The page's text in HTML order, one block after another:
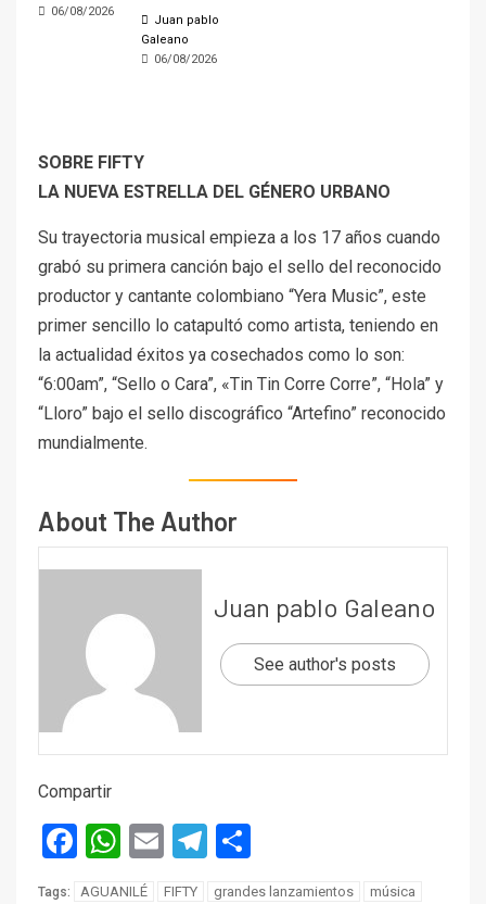
06/08/2026
Juan pablo
Galeano
06/08/2026
SOBRE FIFTY
LA NUEVA ESTRELLA DEL GÉNERO URBANO
Su trayectoria musical empieza a los 17 años cuando
grabó su primera canción bajo el sello del reconocido
productor y cantante colombiano “Yera Music”, este
primer sencillo lo catapultó como artista, teniendo en
la actualidad éxitos ya cosechados como lo son:
“6:00am”, “Sello o Cara”, «Tin Tin Corre Corre”, “Hola” y
“Lloro” bajo el sello discográfico “Artefino” reconocido
mundialmente.
About The Author
Juan pablo Galeano
See author's posts
Compartir
Facebook
WhatsApp
EmailTelegram
Tags: AGUANILÉ FIFTY grandes lanzamientos música